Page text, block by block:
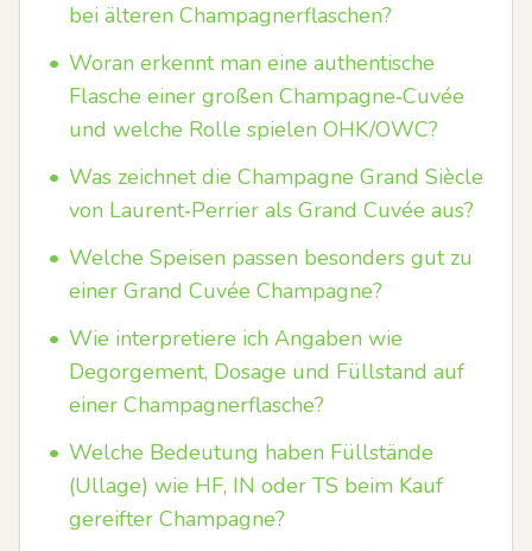
bei älteren Champagnerflaschen?
• Woran erkennt man eine authentische
Flasche einer großen Champagne‑Cuvée
und welche Rolle spielen OHK/OWC?
• Was zeichnet die Champagne Grand Siècle
von Laurent‑Perrier als Grand Cuvée aus?
• Welche Speisen passen besonders gut zu
einer Grand Cuvée Champagne?
• Wie interpretiere ich Angaben wie
Degorgement, Dosage und Füllstand auf
einer Champagnerflasche?
• Welche Bedeutung haben Füllstände
(Ullage) wie HF, IN oder TS beim Kauf
gereifter Champagne?